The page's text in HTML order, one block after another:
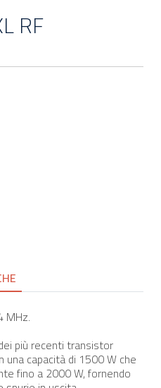
RF
MHz.
più recenti transistor
una capacità di 1500 W che
fino a 2000 W, fornendo